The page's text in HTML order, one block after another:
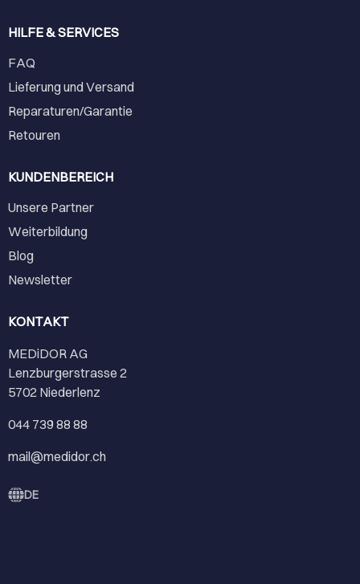
HILFE & SERVICES
FAQ
Lieferung und Versand
Reparaturen/Garantie
Retouren
KUNDENBEREICH
Unsere Partner
Weiterbildung
Blog
Newsletter
KONTAKT
MEDiDOR AG
Lenzburgerstrasse 2
5702 Niederlenz
044 739 88 88
mail@medidor.ch
DE